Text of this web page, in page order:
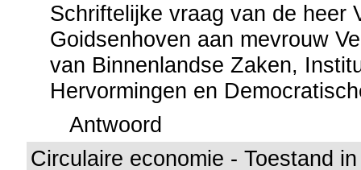
Schriftelijke vraag van de heer
Goidsenhoven aan mevrouw
van Binnenlandse Zaken,
Hervormingen en
Antwoord
Circulaire economie - Toestand